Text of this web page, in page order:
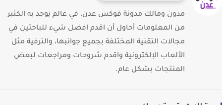
مدون ومالك مدونة فوكس عدن، في عالم يوجد به الكثير
من المعلومات أحاول أن اقدم افضل شيء للباحثين في
مجالات التقنية المختلفة بجميع جوانبها، والترفية مثل
الألعاب الإلكترونية واقدم شروحات ومراجعات لبعض
المنتجات بشكل عام.